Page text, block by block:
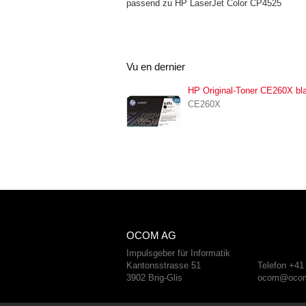
passend zu HP LaserJet Color CP4525
Vu en dernier
HP Original-Toner CE260X
CE260X
OCOM AG
Impulsgeber für Informatik
Kantonsstrasse 51
3902 Brig-Glis
Telefon